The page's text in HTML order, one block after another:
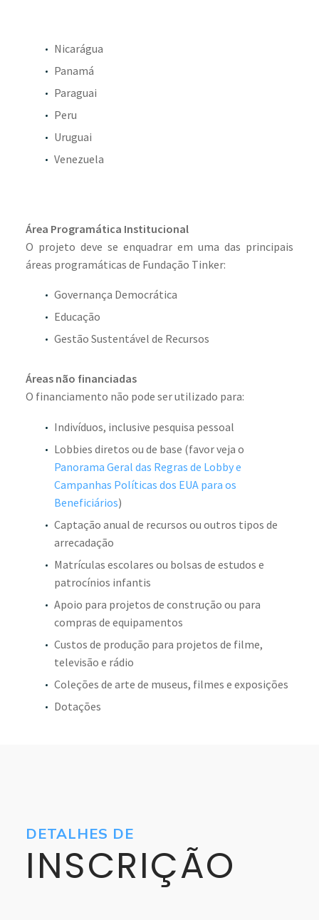
Nicarágua
Panamá
Paraguai
Peru
Uruguai
Venezuela
Área Programática Institucional
O projeto deve se enquadrar em uma das principais
áreas programáticas de Fundação Tinker:
Governança Democrática
Educação
Gestão Sustentável de Recursos
Áreas não financiadas
O financiamento não pode ser utilizado para:
Indivíduos, inclusive pesquisa pessoal
Lobbies diretos ou de base (favor veja o
Panorama Geral das Regras de Lobby e
Campanhas Políticas dos EUA para os
Beneficiários)
Captação anual de recursos ou outros tipos de
arrecadação
Matrículas escolares ou bolsas de estudos e
patrocínios infantis
Apoio para projetos de construção ou para
compras de equipamentos
Custos de produção para projetos de filme,
televisão e rádio
Coleções de arte de museus, filmes e exposições
Dotações
DETALHES DE
INSCRIÇÃO